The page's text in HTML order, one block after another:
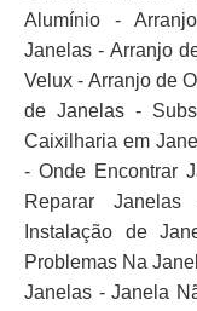
Alumínio -
Janelas - Arranjo
Velux - Arranjo de
de Janelas -
Caixilharia em
- Onde Encontrar
Reparar
Instalação de
Problemas Na
Janelas - Janela